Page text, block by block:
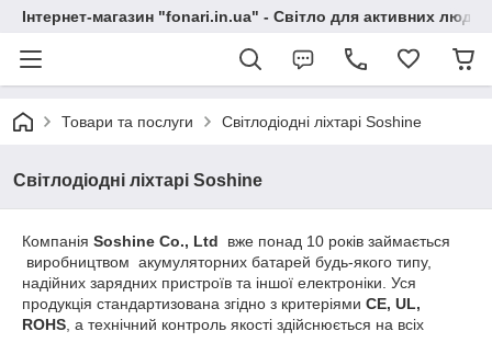
Інтернет-магазин "fonari.in.ua" - Світло для активних людей
Товари та послуги Світлодіодні ліхтарі Soshine
Світлодіодні ліхтарі Soshine
Компанія Soshinе Co., Ltd вже понад 10 років займається
виробництвом акумуляторних батарей будь-якого типу,
надійних зарядних пристроїв та іншої електроніки. Уся
продукція стандартизована згідно з критеріями CE, UL,
ROHS , а технічний контроль якості здійснюється на всіх